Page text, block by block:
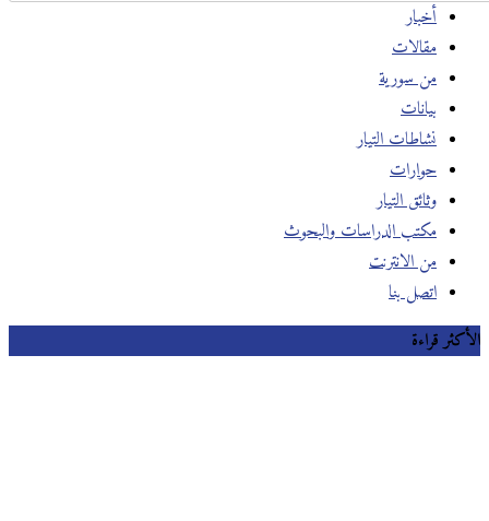
أخبار
مقالات
من سورية
بيانات
نشاطات التيار
حوارات
وثائق التيار
مكتب الدراسات والبحوث
من الانترنت
اتصل بنا
الأكثر قراءة